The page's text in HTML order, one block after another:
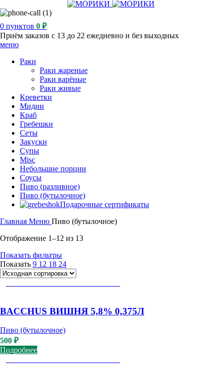
0 пунктов 0 ₽
Приём заказов с 13 до 22 ежедневно и без выходных
меню
Раки
Раки жареные
Раки варёные
Раки живые
Креветки
Мидии
Краб
Гребешки
Сеты
Закуски
Супы
Misc
Небольшие порции
Соусы
Пиво (разливное)
Пиво (бутылочное)
Подарочные сертификаты
Главная Меню Пиво (бутылочное)
Отображение 1–12 из 13
Показать фильтры
Показать 9 12 18 24
BACCHUS ВИШНЯ 5,8% 0,375Л
Пиво (бутылочное)
500 ₽
Подробнее